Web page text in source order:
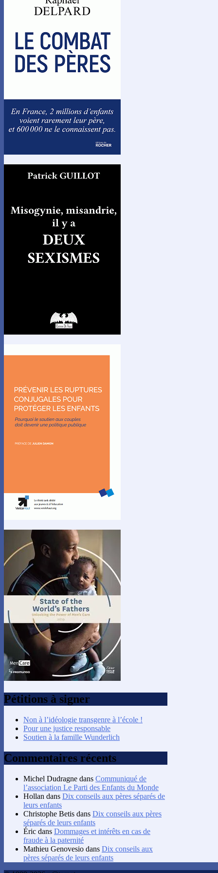
Pétitions à signer
Non à l’idéologie transgenre à l’école !
Pour une justice responsable
Soutien à la famille Wunderlich
Commentaires récents
Michel Dudragne dans Communiqué de
l’association Le Parti des Enfants du Monde
Hollan dans Dix conseils aux pères séparés de
leurs enfants
Christophe Betis dans Dix conseils aux pères
séparés de leurs enfants
Éric dans Dommages et intérêts en cas de
fraude à la paternité
Mathieu Genovesio dans Dix conseils aux
pères séparés de leurs enfants